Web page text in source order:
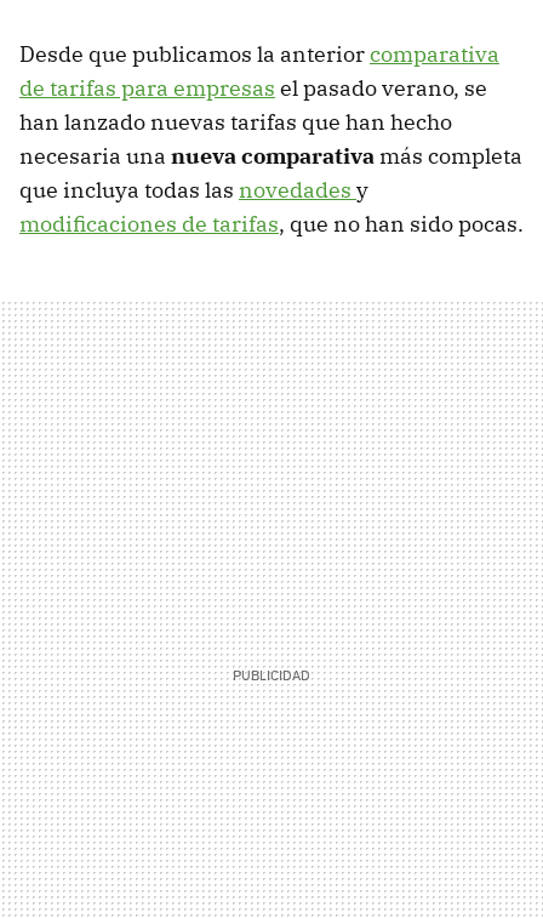
Desde que publicamos la anteriorcomparativa
de tarifas para empresas el pasado verano, se
han lanzado nuevas tarifas que han hecho
necesaria una nueva comparativa más completa
que incluya todas las novedades y
modificaciones de tarifas, que no han sido pocas.